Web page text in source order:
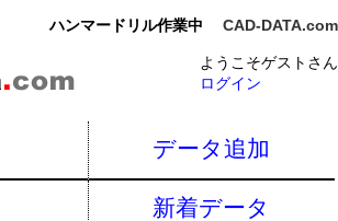
ハンマードリル作業中 CAD-DATA.com
ようこそゲストさん
ログイン
データ追加
新着データ